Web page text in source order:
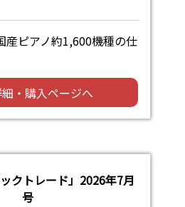
産ピアノ約1,600機種の仕
・購入ページへ
クトレード」2026年7月
号